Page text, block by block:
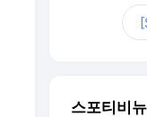
스포티비